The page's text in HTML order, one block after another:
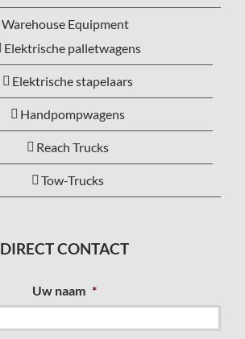
Warehouse Equipment
Elektrische palletwagens
Elektrische stapelaars
Handpompwagens
Reach Trucks
Tow-Trucks
DIRECT CONTACT
Uw naam *